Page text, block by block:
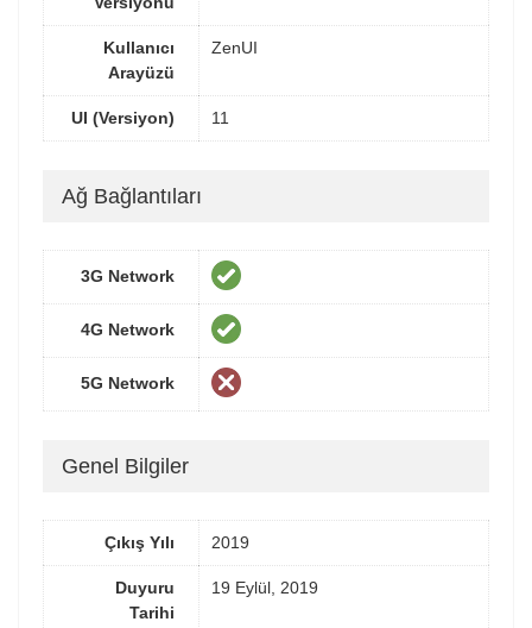
Kullanıcı
Arayüzü
ZenUI
UI (Versiyon) 11
Ağ Bağlantıları
3G Network
4G Network
5G Network
Genel Bilgiler
Çıkış Yılı 2019
Duyuru
Tarihi
19 Eylül, 2019